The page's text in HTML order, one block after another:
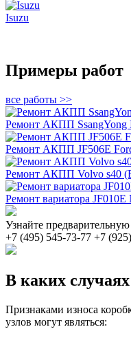
Isuzu
Примеры работ
все работы >>
Ремонт АКПП SsangYong
Ремонт АКПП JF506E
Ремонт АКПП Volvo s40
Ремонт вариатора
Узнайте
+7 (495) 545-73-77 +7
В каких
Признаками износа
узлов могут являться: